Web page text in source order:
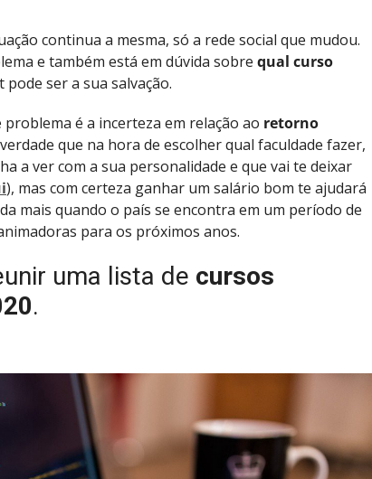
continua a mesma, só a rede social que mudou.
e também está em dúvida sobre qual curso
ser a sua salvação.
é a incerteza em relação ao retorno
que na hora de escolher qual faculdade fazer,
a ver com a sua personalidade e que vai te deixar
), mas com certeza ganhar um salário bom te ajudará
mais quando o país se encontra em um período de
para os próximos anos.
uma lista de cursos
.